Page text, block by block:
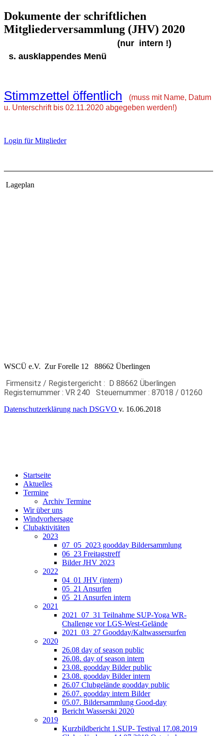
Dokumente der schriftlichen
Mitgliederversammlung (JHV) 2020
(nur intern !)
s. ausklappendes Menü
Stimmzettel öffentlich
(muss mit Name, Datum
u. Unterschrift bis 02.11.2020 abgegeben werden!)
Login für Mitglieder
Lageplan
WSCÜ e.V. Zur Forelle 12 88662 Überlingen
Firmensitz / Registergericht : D 88662 Überlingen
Registernummer : VR 240 Steuernummer : 87018 / 01260
Datenschutzerklärung nach DSGVO v. 16.06.2018
Startseite
Aktuelles
Termine
Archiv Termine
Wir über uns
Windvorhersage
Clubaktivitäten
2023
07_05_2023 goodday Bildersammlung
06_23 Freitagstreff
Bilder JHV 2023
2022
04_01 JHV (intern)
05_21 Ansurfen
05_21 Ansurfen intern
2021
2021_07_31 Teilnahme SUP-Yoga WR-
Challenge vor LGS-West-Gelände
2021_03_27 Goodday/Kaltwassersurfen
2020
26.08 day of season public
26.08. day of season intern
23.08. goodday Bilder public
23.08. goodday Bilder intern
26.07 Clubgelände goodday public
26.07. goodday intern Bilder
05.07. Bildersammlung Good-day
Bericht Wasserski 2020
2019
Kurzbildbericht 1.SUP- Testival 17.08.2019